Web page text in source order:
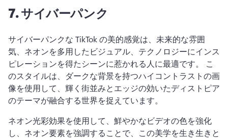
7.サイバーパンク
サイバーパンクな TikTok の美的感覚は、未来的な雰囲
気、ネオンを多用したビジュアル、テクノロジーにインス
ピレーションを得たシーンに惹かれる人に最適です。 こ
のスタイルは、ダークな背景を持つハイコントラストの画
像を使用して、輝く街並みとエッジの効いたディストピア
のテーマが融合する世界を捉えています。
ネオン光彩効果を使用して、鮮やかなビデオの色を強化
し、ネオン要素を強調することで、この美学を生き生きと